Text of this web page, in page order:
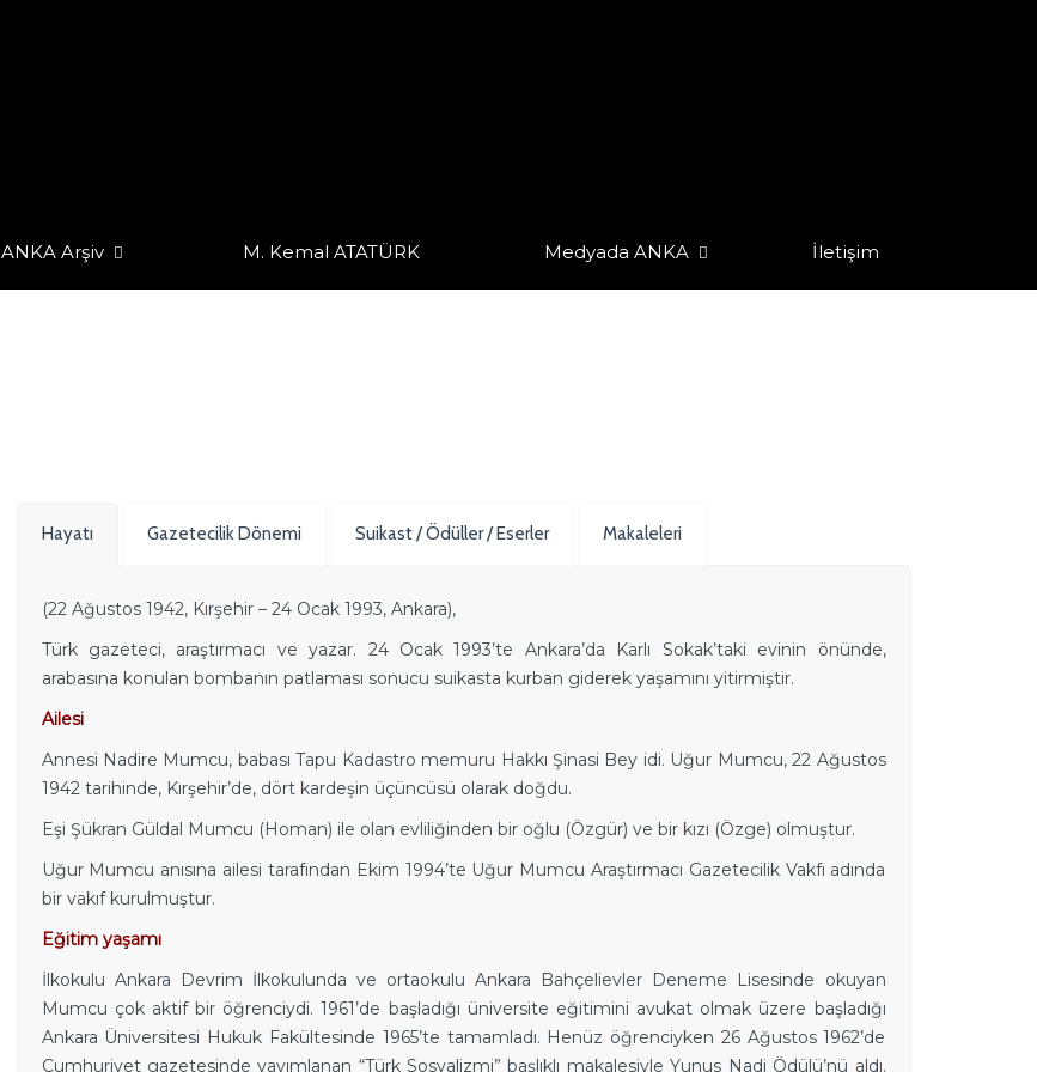
ANKA Arşiv M. Kemal ATATÜRK Medyada ANKA İletişim
Hayatı Gazetecilik Dönemi Suikast / Ödüller / Eserler Makaleleri
(22 Ağustos 1942, Kırşehir – 24 Ocak 1993, Ankara),
Türk gazeteci, araştırmacı ve yazar. 24 Ocak 1993’te Ankara’da Karlı Sokak’taki evinin önünde,
arabasına konulan bombanın patlaması sonucu suikasta kurban giderek yaşamını yitirmiştir.
Ailesi
Annesi Nadire Mumcu, babası Tapu Kadastro memuru Hakkı Şinasi Bey idi. Uğur Mumcu, 22 Ağustos
1942 tarihinde, Kırşehir’de, dört kardeşin üçüncüsü olarak doğdu.
Eşi Şükran Güldal Mumcu (Homan) ile olan evliliğinden bir oğlu (Özgür) ve bir kızı (Özge) olmuştur.
Uğur Mumcu anısına ailesi tarafından Ekim 1994’te Uğur Mumcu Araştırmacı Gazetecilik Vakfı adında
bir vakıf kurulmuştur.
Eğitim yaşamı
İlkokulu Ankara Devrim İlkokulunda ve ortaokulu Ankara Bahçelievler Deneme Lisesinde okuyan
Mumcu çok aktif bir öğrenciydi. 1961’de başladığı üniversite eğitimini avukat olmak üzere başladığı
Ankara Üniversitesi Hukuk Fakültesinde 1965’te tamamladı. Henüz öğrenciyken 26 Ağustos 1962’de
Cumhuriyet gazetesinde yayımlanan “Türk Sosyalizmi” başlıklı makalesiyle Yunus Nadi Ödülü’nü aldı.